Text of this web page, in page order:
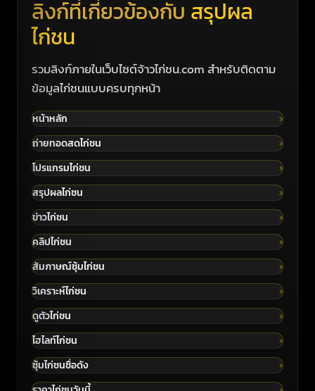
ลิงก์ที่เกี่ยวข้องกับ สรุปผล
ไก่ชน
รวมลิงก์ภายในเว็บไซต์จ้าวไก่ชน.com สำหรับติดตาม
ข้อมูลไก่ชนแบบครบทุกหน้า
หน้าหลัก
ถ่ายทอดสดไก่ชน
โปรแกรมไก่ชน
สรุปผลไก่ชน
ข่าวไก่ชน
คลิปไก่ชน
สัมภาษณ์ซุ้มไก่ชน
วิเคราะห์ไก่ชน
ดูตัวไก่ชน
ไฮไลท์ไก่ชน
ซุ้มไก่ชนชื่อดัง